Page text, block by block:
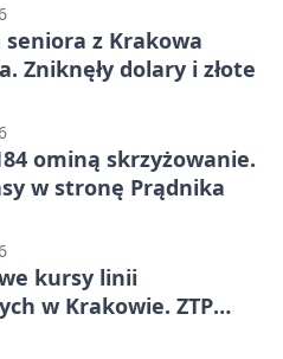
z Krakowa
Zniknęły dolary i złote
ominą skrzyżowanie.
w stronę Prądnika
kursy linii
w Krakowie. ZTP